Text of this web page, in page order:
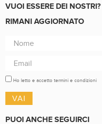
VUOI ESSERE DEI NOSTRI?
RIMANI AGGIORNATO
Ho letto e accetto termini e condizioni
PUOI ANCHE SEGUIRCI